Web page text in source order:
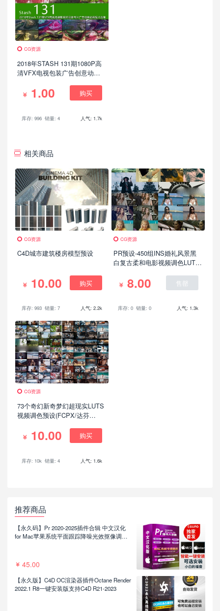
CG资源
2018年STASH 131期1080P高
清VFX电视包装广告创意动画
片
1.00 购买
库存: 996 销量: 4 人气: 1.7k
相关商品
CG资源
C4D城市建筑楼房模型预设
10.00 购买
库存: 993 销量: 7 人气: 2.2k
CG资源
PR预设-450组INS婚礼风景黑
白复古柔和电影视频调色LUTS
8.00 售罄
库存: 0 销量: 0 人气: 1.3k
CG资源
73个奇幻新奇梦幻超现实LUTS
视频调色预设(FCPX/达芬
10.00 购买
库存: 10k 销量: 4 人气: 1.6k
推荐商品
【永久码】Pr 2020-2025插件合辑 中文汉化
for Mac苹果系统平面跟踪降噪光效抠像调色
45.00
【永久版】C4D OC渲染器插件Octane Render
2022.1 R8一键安装版支持C4D R21-2023